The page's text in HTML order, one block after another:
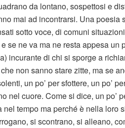
da lontano, sospettosi e
mai ad incontrarsi. Una
sotto voce, di comuni
se ne va ma ne resta appesa un
incurante di chi si sporge a
non sanno stare zitte, ma se
un po’ per sfottere, un po’
nel cuore. Come si dice, un po’
nel tempo ma perché è nella loro
si scontrano, si alleano,